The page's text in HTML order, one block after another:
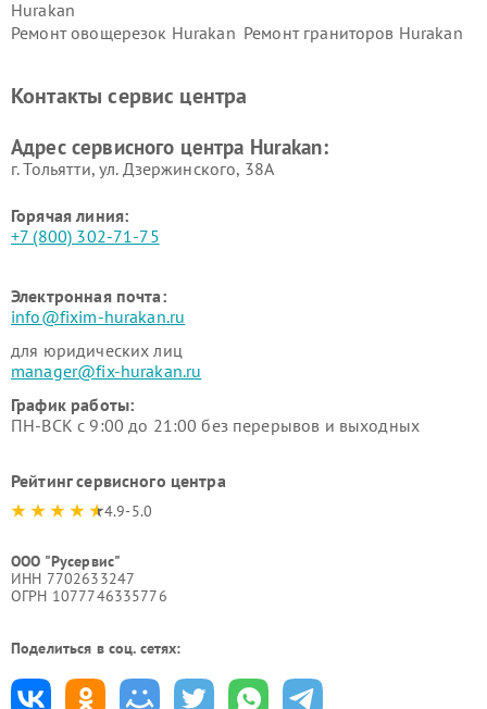
Hurakan
Ремонт овощерезок Hurakan Ремонт граниторов Hurakan
Hurakan
Контакты сервис центра
Адрес сервисного центра Hurakan:
г. Тольятти, ул. Дзержинского, 38А
Горячая линия:
+7 (800) 302-71-75
Электронная почта:
info@fixim-hurakan.ru
для юридических лиц
manager@fix-hurakan.ru
График работы:
ПН-ВСК с 9:00 до 21:00 без перерывов и выходных
Рейтинг сервисного центра
4.9-5.0
ООО "Русервис"
ИНН 7702633247
ОГРН 1077746335776
Поделиться в соц. сетях: